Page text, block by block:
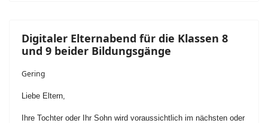
Digitaler Elternabend für die Klassen 8
und 9 beider Bildungsgänge
Gering
Liebe Eltern,
Ihre Tochter oder Ihr Sohn wird voraussichtlich im nächsten oder